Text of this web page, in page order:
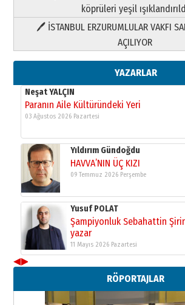
köprüleri yeşil
🖊 İSTANBUL ERZURUMLULAR VAKFI
AÇILIYOR
YAZARLAR
Yusuf POLAT
Şampiyonluk Sebahattin
yazar
11 Mayıs 2026 Pazartesi
Paranın Aile Kültüründeki Yeri
03 Ağustos 2026 Pazartesi
HAVVA’NIN ÜÇ KIZI
09 Temmuz 2026 Perşembe
Şampiyonluk Sebahattin
yazar
11 Mayıs 2026 Pazartesi
Neşat YALÇIN
Paranın Aile Kültüründeki Yeri
03 Ağustos 2026 Pazartesi
Yıldırım Gündoğdu
◀▶
RÖPORTAJLAR